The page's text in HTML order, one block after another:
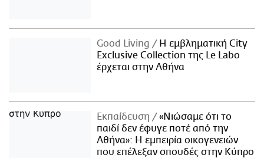
Good Living
Η εμβληματική City
Exclusive Collection της Le Labo
έρχεται στην Αθήνα
Εκπαίδευση
«Νιώσαμε ότι το
παιδί δεν έφυγε ποτέ από την
Αθήνα»: Η εμπειρία οικογενειών
που επέλεξαν σπουδές στην Κύπρο